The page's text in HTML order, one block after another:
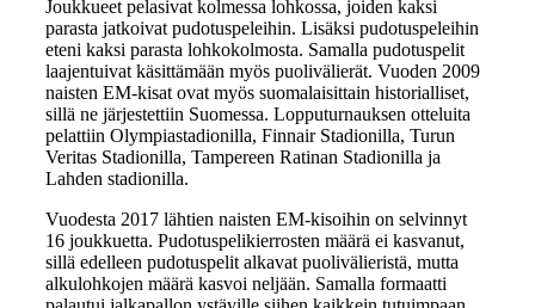
Joukkueet pelasivat kolmessa lohkossa, joiden kaksi
parasta jatkoivat pudotuspeleihin. Lisäksi pudotuspeleihin
eteni kaksi parasta lohkokolmosta. Samalla pudotuspelit
laajentuivat käsittämään myös puolivälierät. Vuoden 2009
naisten EM-kisat ovat myös suomalaisittain historialliset,
sillä ne järjestettiin Suomessa. Lopputurnauksen otteluita
pelattiin Olympiastadionilla, Finnair Stadionilla, Turun
Veritas Stadionilla, Tampereen Ratinan Stadionilla ja
Lahden stadionilla.
Vuodesta 2017 lähtien naisten EM-kisoihin on selvinnyt
16 joukkuetta. Pudotuspelikierrosten määrä ei kasvanut,
sillä edelleen pudotuspelit alkavat puolivälieristä, mutta
alkulohkojen määrä kasvoi neljään. Samalla formaatti